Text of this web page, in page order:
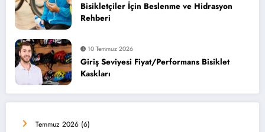
Bisikletçiler İçin Beslenme ve Hidrasyon
Rehberi
10 Temmuz 2026
Giriş Seviyesi Fiyat/Performans Bisiklet
Kaskları
Temmuz 2026 (6)